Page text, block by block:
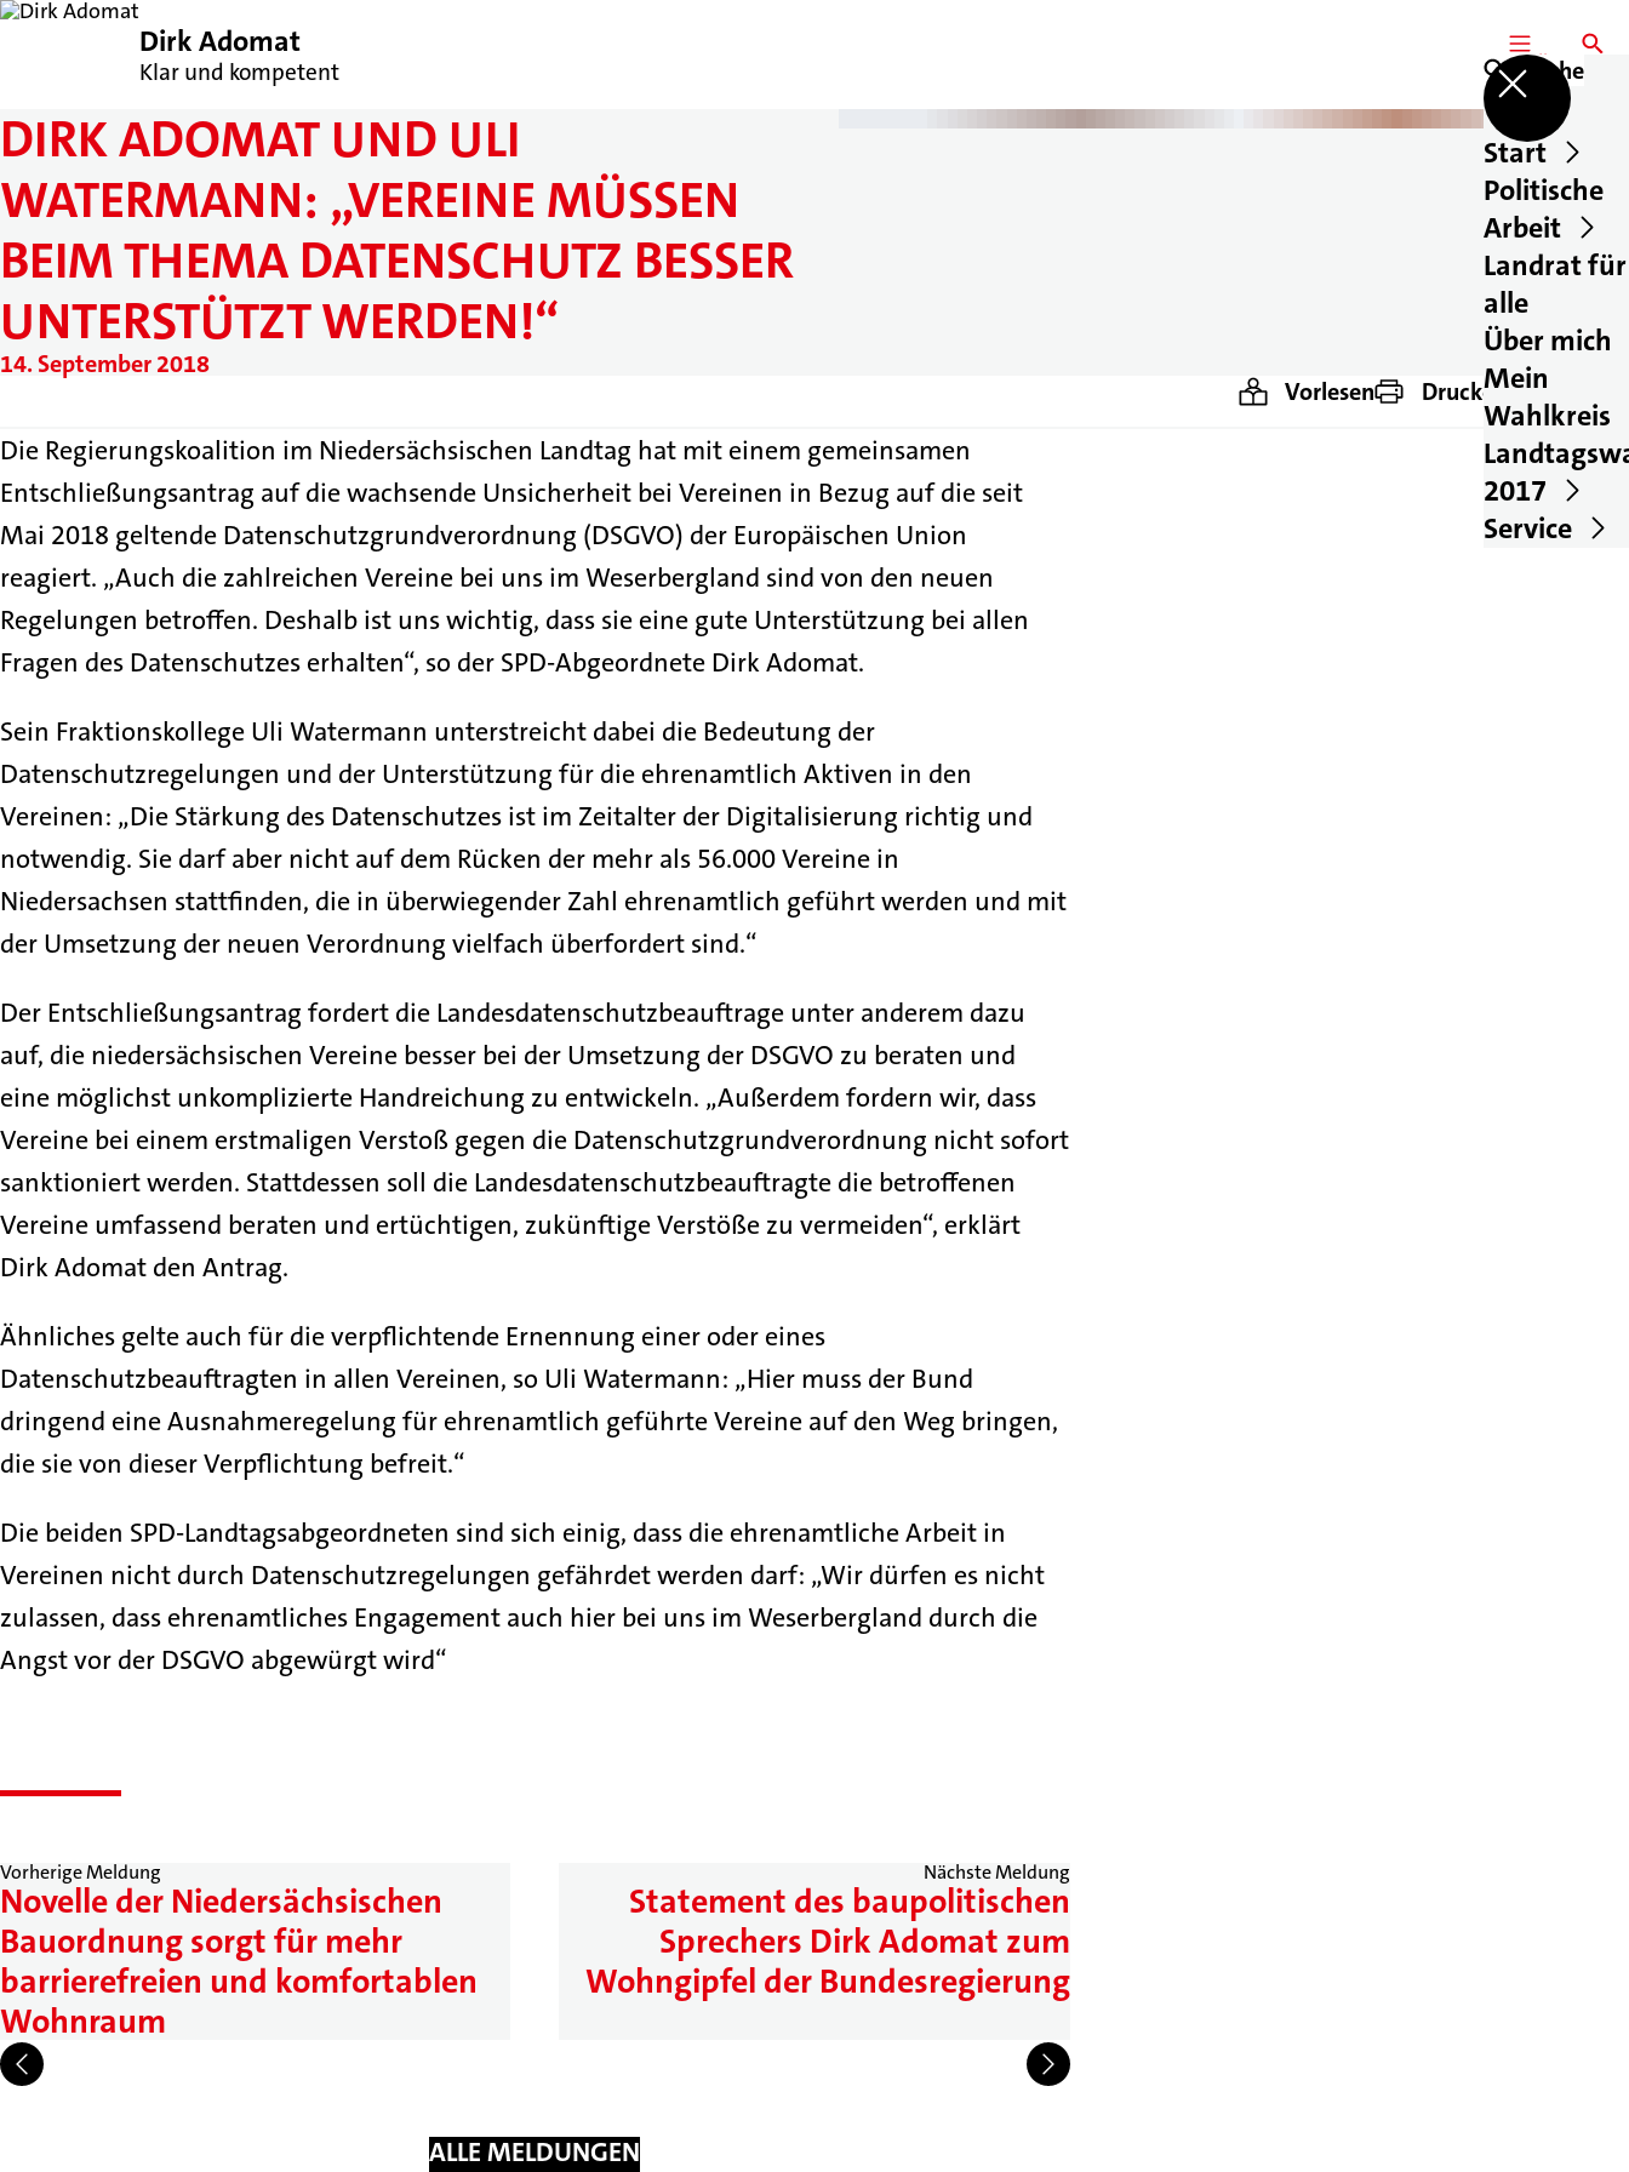
Dirk Adomat
Klar und kompetent MENÜSuche
Start
Politische
Arbeit
Landrat für
alle
Über mich
Mein
Wahlkreis
2017
Service
SUCHE
DIRK ADOMAT UND ULI
WATERMANN: „VEREINE MÜSSEN
BEIM THEMA DATENSCHUTZ BESSER
UNTERSTÜTZT WERDEN!“
14. September 2018
Vorlesen
Drucken Teilen
Die Regierungskoalition im Niedersächsischen Landtag hat mit einem gemeinsamen
Entschließungsantrag auf die wachsende Unsicherheit bei Vereinen in Bezug auf die seit
Mai 2018 geltende Datenschutzgrundverordnung (DSGVO) der Europäischen Union
reagiert. „Auch die zahlreichen Vereine bei uns im Weserbergland sind von den neuen
Regelungen betroffen. Deshalb ist uns wichtig, dass sie eine gute Unterstützung bei allen
Fragen des Datenschutzes erhalten“, so der SPD-Abgeordnete Dirk Adomat.
Sein Fraktionskollege Uli Watermann unterstreicht dabei die Bedeutung der
Datenschutzregelungen und der Unterstützung für die ehrenamtlich Aktiven in den
Vereinen: „Die Stärkung des Datenschutzes ist im Zeitalter der Digitalisierung richtig und
notwendig. Sie darf aber nicht auf dem Rücken der mehr als 56.000 Vereine in
Niedersachsen stattfinden, die in überwiegender Zahl ehrenamtlich geführt werden und mit
der Umsetzung der neuen Verordnung vielfach überfordert sind.“
Der Entschließungsantrag fordert die Landesdatenschutzbeauftrage unter anderem dazu
auf, die niedersächsischen Vereine besser bei der Umsetzung der DSGVO zu beraten und
eine möglichst unkomplizierte Handreichung zu entwickeln. „Außerdem fordern wir, dass
Vereine bei einem erstmaligen Verstoß gegen die Datenschutzgrundverordnung nicht sofort
sanktioniert werden. Stattdessen soll die Landesdatenschutzbeauftragte die betroffenen
Vereine umfassend beraten und ertüchtigen, zukünftige Verstöße zu vermeiden“, erklärt
Dirk Adomat den Antrag.
Ähnliches gelte auch für die verpflichtende Ernennung einer oder eines
Datenschutzbeauftragten in allen Vereinen, so Uli Watermann: „Hier muss der Bund
dringend eine Ausnahmeregelung für ehrenamtlich geführte Vereine auf den Weg bringen,
die sie von dieser Verpflichtung befreit.“
Die beiden SPD-Landtagsabgeordneten sind sich einig, dass die ehrenamtliche Arbeit in
Vereinen nicht durch Datenschutzregelungen gefährdet werden darf: „Wir dürfen es nicht
zulassen, dass ehrenamtliches Engagement auch hier bei uns im Weserbergland durch die
Angst vor der DSGVO abgewürgt wird“
Vorherige Meldung
Novelle der Niedersächsischen
Bauordnung sorgt für mehr
barrierefreien und komfortablen
Wohnraum
Nächste Meldung
Statement des baupolitischen
Sprechers Dirk Adomat zum
Wohngipfel der Bundesregierung
ALLE MELDUNGEN